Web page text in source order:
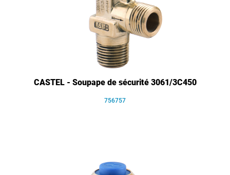
CASTEL - Soupape de sécurité 3061/3C450
756757